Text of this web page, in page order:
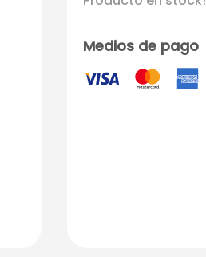
Medios de pago